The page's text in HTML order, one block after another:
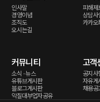
인사말
경영이념
조직도
오시는길
피해제
상담사
카카오
커뮤니티
소식 · 뉴스
유튜브게시판
블로그게시판
악질대부업자공유
고객
공지사
자유게
채용공